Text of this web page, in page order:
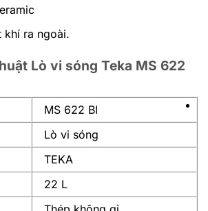
khí ra ngoài.
Lò vi sóng Teka MS 622
MS 622 BI
Lò vi sóng
TEKA
22 L